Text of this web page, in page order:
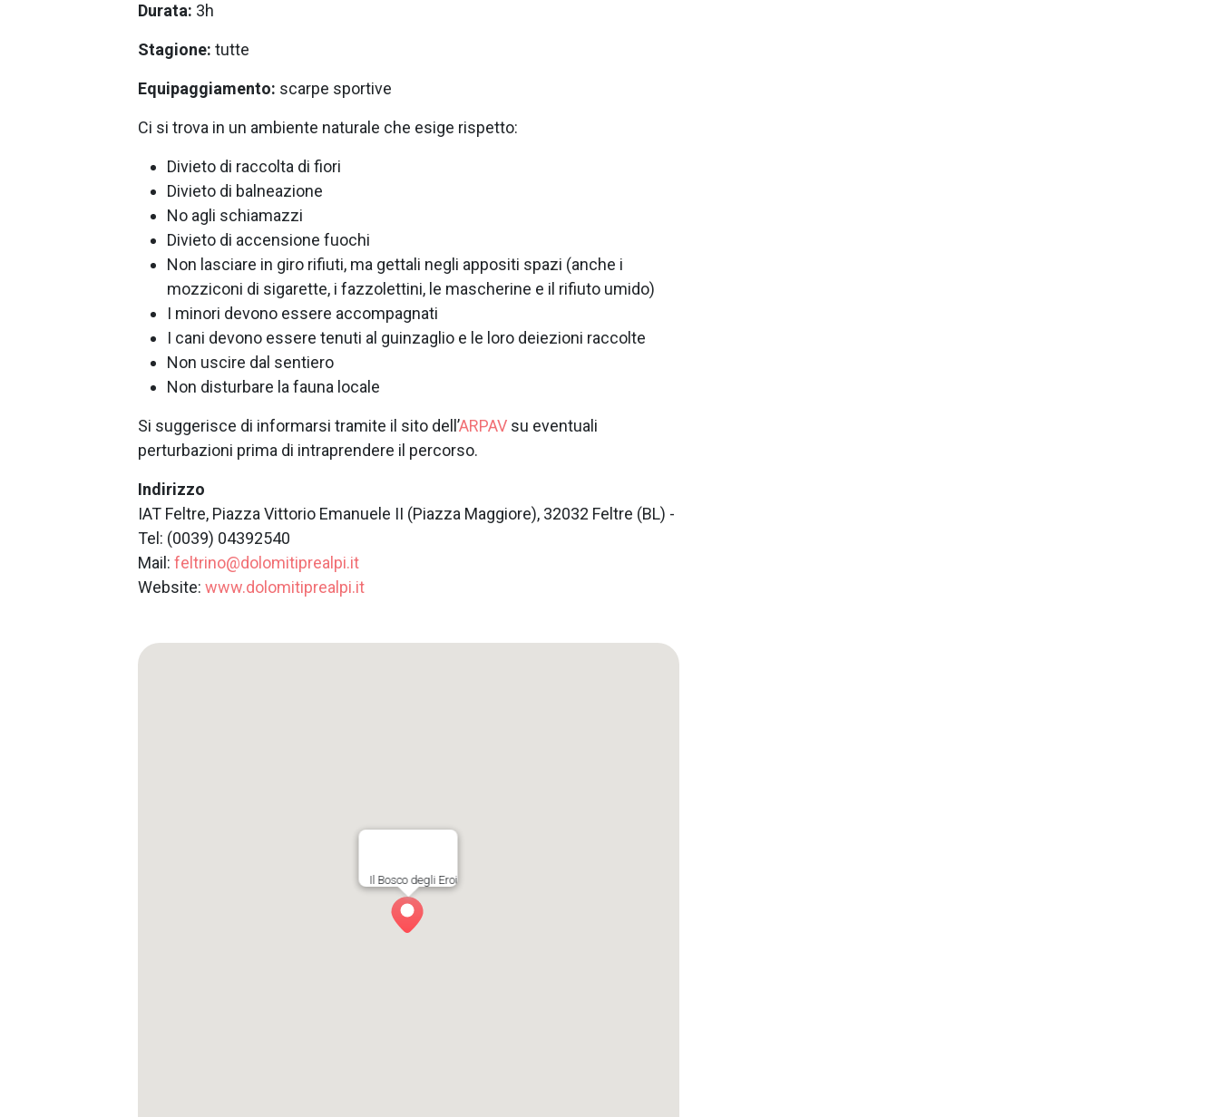
Durata: 3h
Stagione: tutte
Equipaggiamento: scarpe sportive
Ci si trova in un ambiente naturale che esige rispetto:
Divieto di raccolta di fiori
Divieto di balneazione
No agli schiamazzi
Divieto di accensione fuochi
Non lasciare in giro rifiuti, ma gettali negli appositi spazi (anche i
mozziconi di sigarette, i fazzolettini, le mascherine e il rifiuto umido)
I minori devono essere accompagnati
I cani devono essere tenuti al guinzaglio e le loro deiezioni raccolte
Non uscire dal sentiero
Non disturbare la fauna locale
Si suggerisce di informarsi tramite il sito dell’ARPAV su eventuali
perturbazioni prima di intraprendere il percorso.
Indirizzo
IAT Feltre, Piazza Vittorio Emanuele II (Piazza Maggiore), 32032 Feltre (BL) -
Tel: (0039) 04392540
Mail: feltrino@dolomitiprealpi.it
Website: www.dolomitiprealpi.it
Il Bosco degli Eroi